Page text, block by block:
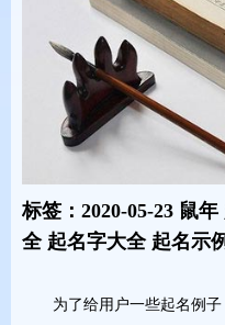
标签：2020-05-23 鼠
全 起名字大全 起名示
为了给用户一些起名例子